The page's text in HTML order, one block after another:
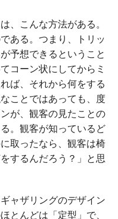
、こんな方法がある。
ある。つまり、トリッ
予想できるということ
コーン状にしてからミ
ば、それから何をする
ことではあっても、度
が、観客の見たことの
。観客が知っているど
取ったなら、観客は椅
するんだろう？」と思
ャザリングのデザイン
とんどは「定型」で、